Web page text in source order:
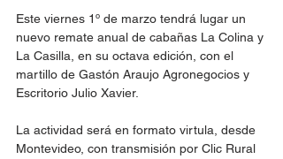
Este viernes 1º de marzo tendrá lugar un
nuevo remate anual de cabañas La Colina y
La Casilla, en su octava edición, con el
martillo de Gastón Araujo Agronegocios y
Escritorio Julio Xavier.
La actividad será en formato virtula, desde
Montevideo, con transmisión por Clic Rural